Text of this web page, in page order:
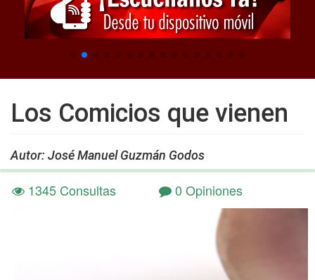
Los Comicios que vienen
Autor: José Manuel Guzmán Godos
1345 Consultas 0 Opiniones